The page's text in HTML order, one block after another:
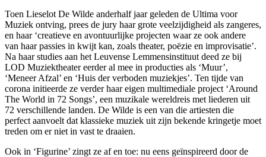
Toen Lieselot De Wilde anderhalf jaar geleden de Ultima voor
Muziek ontving, prees de jury haar grote veelzijdigheid als zangeres,
en haar ‘creatieve en avontuurlijke projecten waar ze ook andere
van haar passies in kwijt kan, zoals theater, poëzie en improvisatie’.
Na haar studies aan het Leuvense Lemmensinstituut deed ze bij
LOD Muziektheater eerder al mee in producties als ‘Muur’,
‘Meneer Afzal’ en ‘Huis der verboden muziekjes’. Ten tijde van
corona initieerde ze verder haar eigen multimediale project ‘Around
The World in 72 Songs’, een muzikale wereldreis met liederen uit
72 verschillende landen. De Wilde is een van die artiesten die
perfect aanvoelt dat klassieke muziek uit zijn bekende kringetje moet
treden om er niet in vast te draaien.
Ook in ‘Figurine’ zingt ze af en toe: nu eens geïnspireerd door de